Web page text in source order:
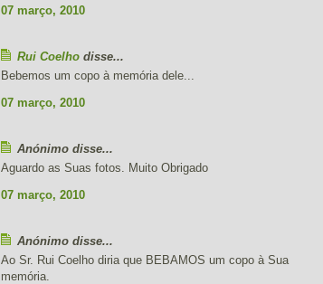
07 março, 2010
Rui Coelho disse...
Bebemos um copo à memória dele...
07 março, 2010
Anónimo disse...
Aguardo as Suas fotos. Muito Obrigado
07 março, 2010
Anónimo disse...
Ao Sr. Rui Coelho diria que BEBAMOS um copo à Sua
memória.